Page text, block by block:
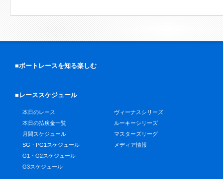
■ボートレースを知る楽しむ
■レーススケジュール
本日のレース
本日の払戻金一覧
月間スケジュール
SG・PG1スケジュール
G1・G2スケジュール
G3スケジュール
ヴィーナスシリーズ
ルーキーシリーズ
マスターズリーグ
メディア情報